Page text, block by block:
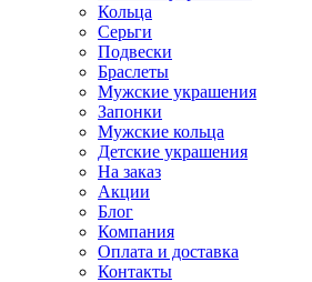
Кольца
Серьги
Подвески
Браслеты
Мужские украшения
Запонки
Мужские кольца
Детские украшения
На заказ
Акции
Блог
Компания
Оплата и доставка
Контакты